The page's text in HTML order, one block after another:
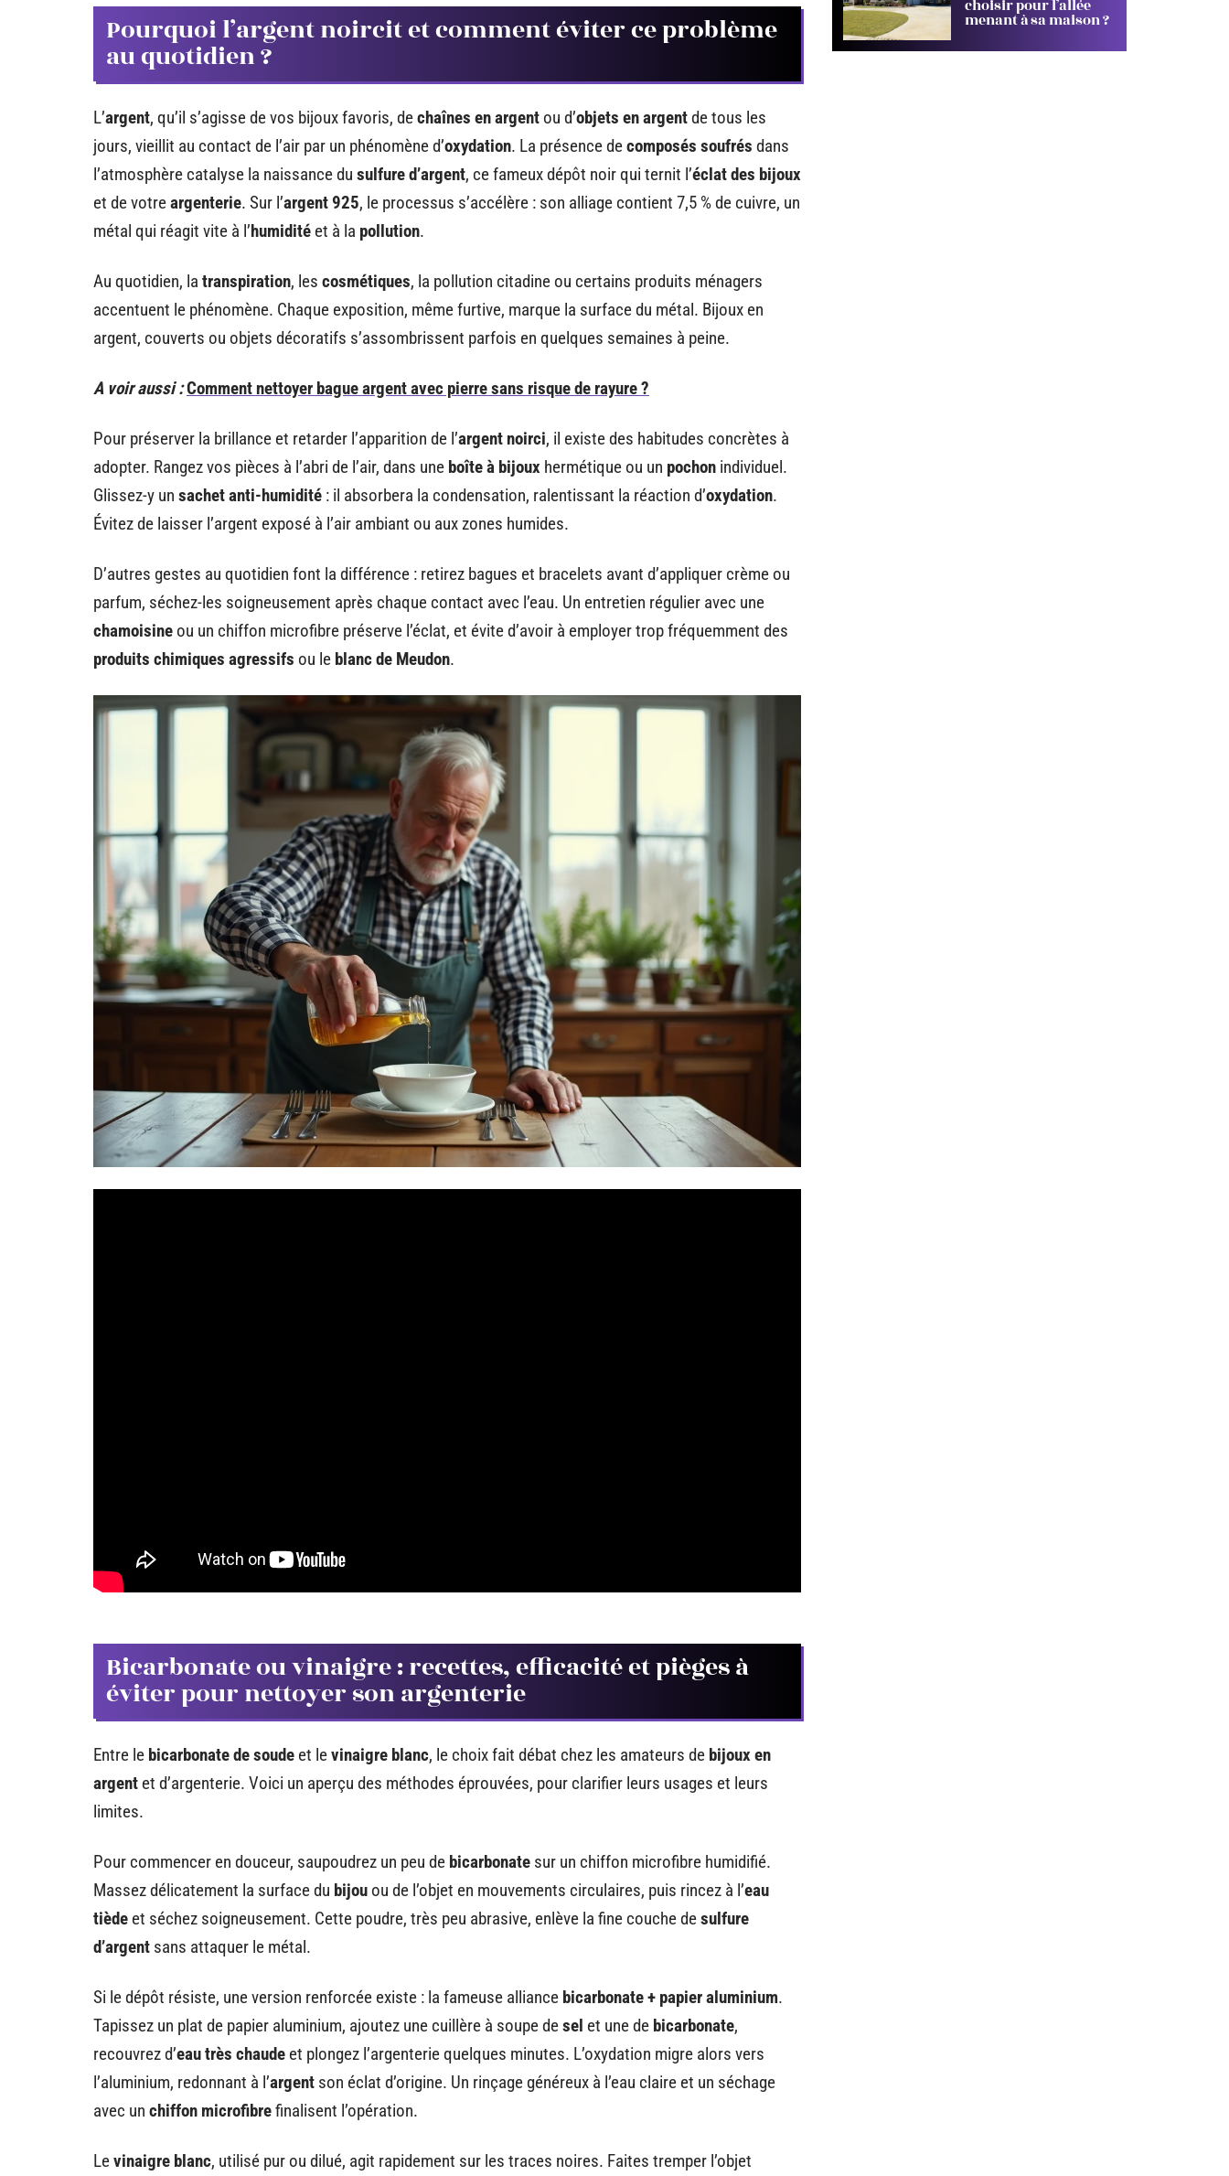
Pourquoi l’argent noircit et comment éviter ce problème
au quotidien ?
L’argent, qu’il s’agisse de vos bijoux favoris, dechaînes en argent ou d’objets en argentde tous les
jours, vieillit au contact de l’air par un phénomène d’oxydation. La présence decomposés soufrés dans
l’atmosphère catalyse la naissance du sulfure d’argent, ce fameux dépôt noir qui ternit l’éclat des bijoux
et de votreargenterie. Sur l’argent 925, le processus s’accélère : son alliage contient 7,5 % de cuivre, un
métal qui réagit vite à l’humidité et à la pollution.
Au quotidien, la transpiration, les cosmétiques, la pollution citadine ou certains produits ménagers
accentuent le phénomène. Chaque exposition, même furtive, marque la surface du métal. Bijoux en
argent, couverts ou objets décoratifs s’assombrissent parfois en quelques semaines à peine.
A voir aussi :Comment nettoyer bague argent avec pierre sans risque de rayure ?
Pour préserver la brillance et retarder l’apparition de l’argent noirci, il existe des habitudes concrètes à
adopter. Rangez vos pièces à l’abri de l’air, dans une boîte à bijoux hermétique ou un pochon individuel.
Glissez-y un sachet anti-humidité : il absorbera la condensation, ralentissant la réaction d’oxydation.
Évitez de laisser l’argent exposé à l’air ambiant ou aux zones humides.
D’autres gestes au quotidien font la différence : retirez bagues et bracelets avant d’appliquer crème ou
parfum, séchez-les soigneusement après chaque contact avec l’eau. Un entretien régulier avec une
chamoisine ou un chiffon microfibre préserve l’éclat, et évite d’avoir à employer trop fréquemment des
produits chimiques agressifs ou le blanc de Meudon.
Bicarbonate ou vinaigre : recettes, efficacité et pièges à
éviter pour nettoyer son argenterie
Entre le bicarbonate de soude et levinaigre blanc, le choix fait débat chez les amateurs de bijoux en
argent et d’argenterie. Voici un aperçu des méthodes éprouvées, pour clarifier leurs usages et leurs
limites.
Pour commencer en douceur, saupoudrez un peu de bicarbonate sur un chiffon microfibre humidifié.
Massez délicatement la surface du bijou ou de l’objet en mouvements circulaires, puis rincez à l’eau
tiède et séchez soigneusement. Cette poudre, très peu abrasive, enlève la fine couche desulfure
d’argent sans attaquer le métal.
Si le dépôt résiste, une version renforcée existe : la fameuse alliance bicarbonate + papier aluminium.
Tapissez un plat de papier aluminium, ajoutez une cuillère à soupe desel et une de bicarbonate,
recouvrez d’eau très chaude et plongez l’argenterie quelques minutes. L’oxydation migre alors vers
l’aluminium, redonnant à l’argent son éclat d’origine. Un rinçage généreux à l’eau claire et un séchage
avec un chiffon microfibrefinalisent l’opération.
Levinaigre blanc, utilisé pur ou dilué, agit rapidement sur les traces noires. Faites tremper l’objet
choisir pour l’allée
menant à sa maison ?